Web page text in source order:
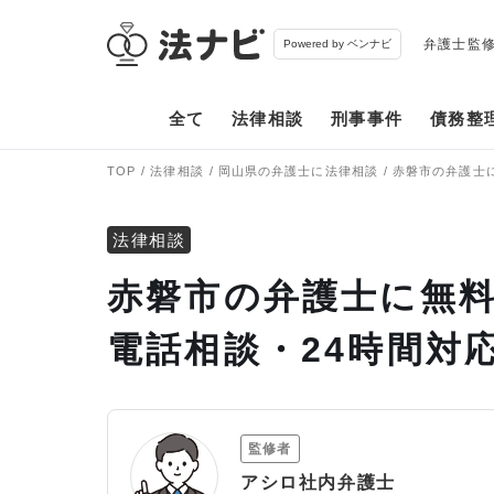
Powered by ベンナビ 弁護士監
全て 法律相談 刑事事件 債務整
TOP 法律相談 岡山県の弁護士に法律相談 赤磐市の弁護士
法律相談
赤磐市の弁護士に無
電話相談・24時間対
監修者
アシロ社内弁護士